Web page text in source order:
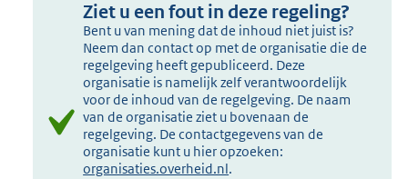
Ziet u een fout in deze regeling?
Bent u van mening dat de inhoud niet juist is?
Neem dan contact op met de organisatie die de
regelgeving heeft gepubliceerd. Deze
organisatie is namelijk zelf verantwoordelijk
voor de inhoud van de regelgeving. De naam
van de organisatie ziet u bovenaan de
regelgeving. De contactgegevens van de
organisatie kunt u hier opzoeken:
organisaties.overheid.nl.